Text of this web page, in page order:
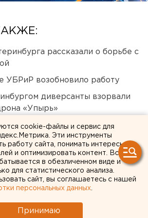
рассказали о борьбе с
УБРиР возобновило работу
диверсанты взорвали
«Упырь»
«Фламинго», которыми
тыловые регионы РФ
объявили в
области
cookie-файлы и сервис для
Эти инструменты
работу сайта, понимать интересы
и оптимизировать контент. Вся
в обезличенном виде и
для статистического анализа.
сайт, вы соглашаетесь с нашей
персональных данных
Принимаю